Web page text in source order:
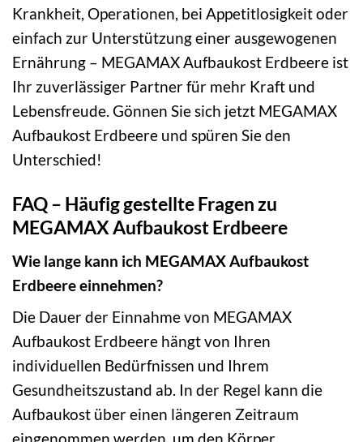
Krankheit, Operationen, bei Appetitlosigkeit oder
einfach zur Unterstützung einer ausgewogenen
Ernährung – MEGAMAX Aufbaukost Erdbeere ist
Ihr zuverlässiger Partner für mehr Kraft und
Lebensfreude. Gönnen Sie sich jetzt MEGAMAX
Aufbaukost Erdbeere und spüren Sie den
Unterschied!
FAQ – Häufig gestellte Fragen zu
MEGAMAX Aufbaukost Erdbeere
Wie lange kann ich MEGAMAX Aufbaukost
Erdbeere einnehmen?
Die Dauer der Einnahme von MEGAMAX
Aufbaukost Erdbeere hängt von Ihren
individuellen Bedürfnissen und Ihrem
Gesundheitszustand ab. In der Regel kann die
Aufbaukost über einen längeren Zeitraum